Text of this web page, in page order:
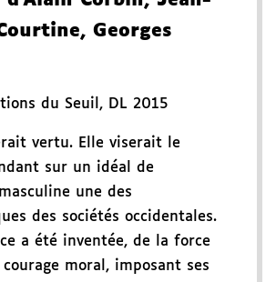
Georges
du Seuil , DL 2015
vertu. Elle viserait le
sur un idéal de
une des
des sociétés occidentales.
a été inventée, de la force
moral, imposant ses